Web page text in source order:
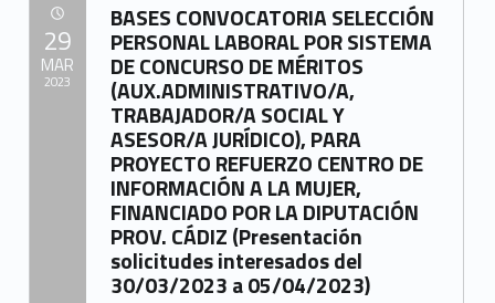
BASES CONVOCATORIA SELECCIÓN
PERSONAL LABORAL POR SISTEMA
DE CONCURSO DE MÉRITOS
(AUX.ADMINISTRATIVO/A,
TRABAJADOR/A SOCIAL Y
ASESOR/A JURÍDICO), PARA
PROYECTO REFUERZO CENTRO DE
INFORMACIÓN A LA MUJER,
FINANCIADO POR LA DIPUTACIÓN
PROV. CÁDIZ (Presentación
solicitudes interesados del
30/03/2023 a 05/04/2023)
POSTED ON:29
MAR
2023